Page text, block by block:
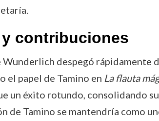
contribuciones
Wunderlich despegó rápidamente
el papel de Tamino en La flauta
un éxito rotundo, consolidando
de Tamino se mantendría como